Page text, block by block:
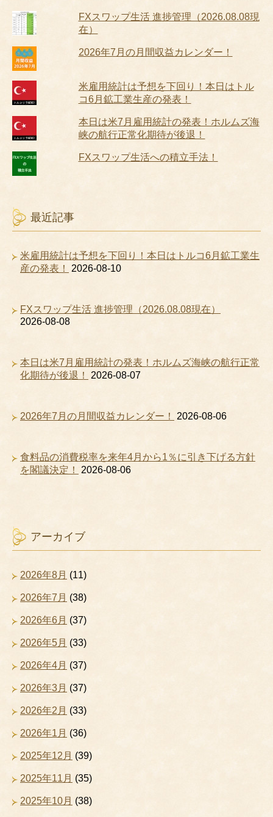
FXスワップ生活 進捗管理（2026.08.08現
在）
2026年7月の月間収益カレンダー！
米雇用統計は予想を下回り！本日はトル
コ6月鉱工業生産の発表！
本日は米7月雇用統計の発表！ホルムズ海
峡の航行正常化期待が後退！
FXスワップ生活への積立手法！
最近記事
米雇用統計は予想を下回り！本日はトルコ6月鉱工業生
産の発表！
2026-08-10
FXスワップ生活 進捗管理（2026.08.08現在）
2026-08-08
本日は米7月雇用統計の発表！ホルムズ海峡の航行正常
化期待が後退！
2026-08-07
2026年7月の月間収益カレンダー！ 2026-08-06
食料品の消費税率を来年4月から1％に引き下げる方針
を閣議決定！
2026-08-06
アーカイブ
2026年8月 (11)
2026年7月 (38)
2026年6月 (37)
2026年5月 (33)
2026年4月 (37)
2026年3月 (37)
2026年2月 (33)
2026年1月 (36)
2025年12月 (39)
2025年11月 (35)
2025年10月 (38)